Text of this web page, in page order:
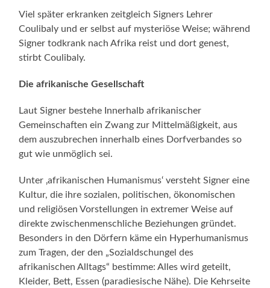
Viel später erkranken zeitgleich Signers Lehrer
Coulibaly und er selbst auf mysteriöse Weise; während
Signer todkrank nach Afrika reist und dort genest,
stirbt Coulibaly.
Die afrikanische Gesellschaft
Laut Signer bestehe Innerhalb afrikanischer
Gemeinschaften ein Zwang zur Mittelmäßigkeit, aus
dem auszubrechen innerhalb eines Dorfverbandes so
gut wie unmöglich sei.
Unter ‚afrikanischen Humanismus‘ versteht Signer eine
Kultur, die ihre sozialen, politischen, ökonomischen
und religiösen Vorstellungen in extremer Weise auf
direkte zwischenmenschliche Beziehungen gründet.
Besonders in den Dörfern käme ein Hyperhumanismus
zum Tragen, der den „Sozialdschungel des
afrikanischen Alltags“ bestimme: Alles wird geteilt,
Kleider, Bett, Essen (paradiesische Nähe). Die Kehrseite